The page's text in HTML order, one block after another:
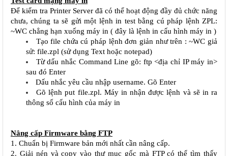
Để kiểm tra Printer Server đã có thể hoạt động đầy đủ chức năng
chưa, chúng ta sẽ gửi một lệnh in test bằng cú pháp lệnh ZPL:
~WC chẳng hạn xuống máy in ( đây là lệnh in cấu hình máy in )
Tạo file chứa cú pháp lệnh đơn giản như trên : ~WC giả
sử: file.zpl (sử dụng Text hoặc notepad)
Từ dấu nhắc Command Line gõ: ftp <địa chỉ IP máy in>
sau đó Enter
Dấu nhắc yêu cầu nhập username. Gõ Enter
Gõ lệnh put file.zpl. Máy in nhận được lệnh và sẽ in ra
thông số cấu hình của máy in
Nâng cấp Firmware bằng FTP
1. Chuẩn bị Firmware bản mới nhất cần nâng cấp.
2. Giải nén và copy vào thư mục gốc mà FTP có thể tìm thấy